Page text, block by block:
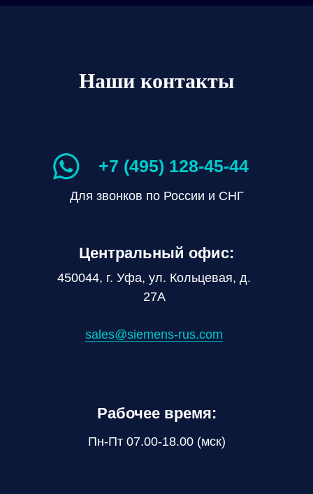
Наши контакты
Для звонков по России и СНГ
+7 (495) 128-45-44
450044, г. Уфа, ул. Кольцевая, д.
27А
sales@siemens-rus.com
Центральный офис:
Пн-Пт 07.00-18.00 (мск)
Рабочее время: